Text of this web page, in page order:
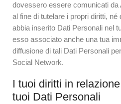
dovessero essere comunicati da
al fine di tutelare i propri diritti,
abbia inserito Dati Personali nel
esso associato anche una tua
diffusione di tali Dati Personali
Social Network.
I tuoi diritti in
tuoi Dati Personali